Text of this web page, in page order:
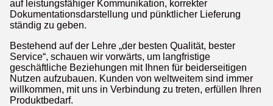
auf leistungsfähiger Kommunikation, korrekter
Dokumentationsdarstellung und pünktlicher Lieferung
ständig zu geben.
Bestehend auf der Lehre „der besten Qualität, bester
Service“, schauen wir vorwärts, um langfristige
geschäftliche Beziehungen mit Ihnen für beiderseitigen
Nutzen aufzubauen. Kunden von weltweitem sind immer
willkommen, mit uns in Verbindung zu treten, erfüllen Ihren
Produktbedarf.